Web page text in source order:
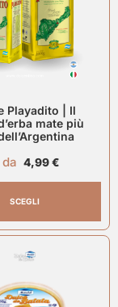
Playadito | Il
mate più
4,99€
SCEGLI